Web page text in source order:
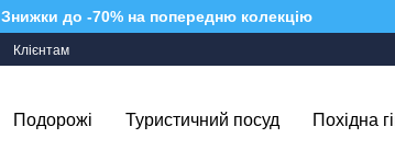
Знижки до -70% на попередню колекцію
Клієнтам
Подорожі Туристичний посуд Похідна